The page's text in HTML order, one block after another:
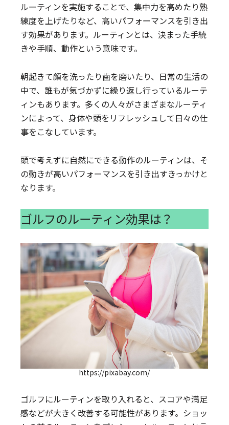
ルーティンを実施することで、集中力を高めたり熟
練度を上げたりなど、高いパフォーマンスを引き出
す効果があります。ルーティンとは、決まった手続
きや手順、動作という意味です。
朝起きて顔を洗ったり歯を磨いたり、日常の生活の
中で、誰もが気づかずに繰り返し行っているルーテ
ィンもあります。多くの人々がさまざまなルーティ
ンによって、身体や頭をリフレッシュして日々の仕
事をこなしています。
頭で考えずに自然にできる動作のルーティンは、そ
の動きが高いパフォーマンスを引き出すきっかけと
なります。
ゴルフのルーティン効果は？
https://pixabay.com/
ゴルフにルーティンを取り入れると、スコアや満足
感などが大きく改善する可能性があります。ショッ